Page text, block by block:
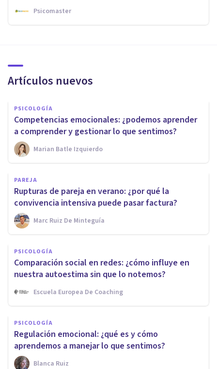
Psicomaster
Artículos nuevos
PSICOLOGÍA
Competencias emocionales: ¿podemos aprender
a comprender y gestionar lo que sentimos?
Marian Batle Izquierdo
PAREJA
Rupturas de pareja en verano: ¿por qué la
convivencia intensiva puede pasar factura?
Marc Ruiz De Minteguía
PSICOLOGÍA
Comparación social en redes: ¿cómo influye en
nuestra autoestima sin que lo notemos?
Escuela Europea De Coaching
PSICOLOGÍA
Regulación emocional: ¿qué es y cómo
aprendemos a manejar lo que sentimos?
Blanca Ruiz